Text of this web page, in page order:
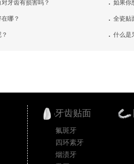
牙齿有损害吗？ 如果你
哪？ . 全瓷贴
. 什么是
牙齿贴面
氟斑牙
四环素牙
烟渍牙